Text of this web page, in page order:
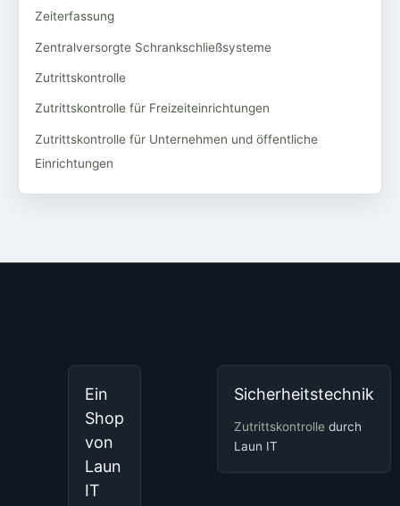
Zeiterfassung
Zentralversorgte Schrankschließsysteme
Zutrittskontrolle
Zutrittskontrolle für Freizeiteinrichtungen
Zutrittskontrolle für Unternehmen und öffentliche
Einrichtungen
Ein
Shop
von
Laun
IT
Sicherheitstechnik
Zutrittskontrolle durch
Laun IT